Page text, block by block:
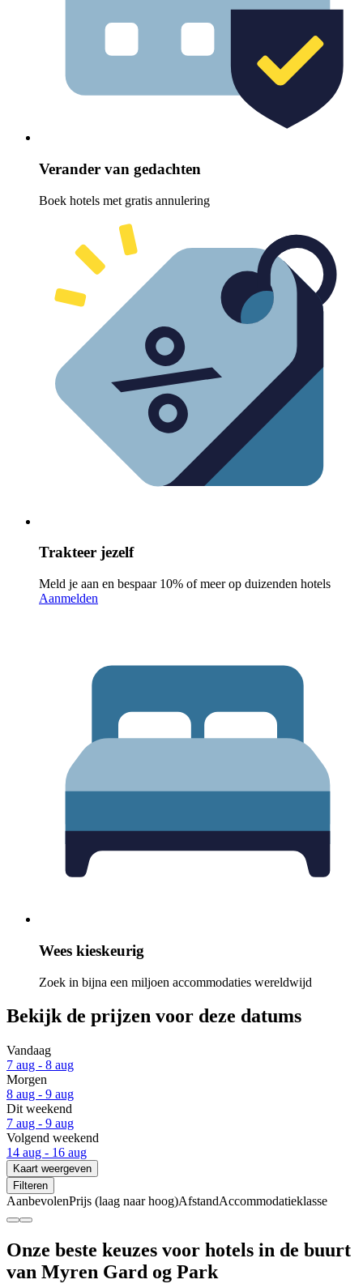
Verander van gedachten
Boek hotels met gratis annulering
Trakteer jezelf
Meld je aan en bespaar 10% of meer op duizenden hotels
Aanmelden
Wees kieskeurig
Zoek in bijna een miljoen accommodaties wereldwijd
Bekijk de prijzen voor deze datums
Vandaag
7 aug - 8 aug
Morgen
8 aug - 9 aug
Dit weekend
7 aug - 9 aug
Volgend weekend
14 aug - 16 aug
Kaart weergeven
Filteren
AanbevolenPrijs (laag naar hoog)AfstandAccommodatieklasse
Onze beste keuzes voor hotels in de buurt
van Myren Gard og Park